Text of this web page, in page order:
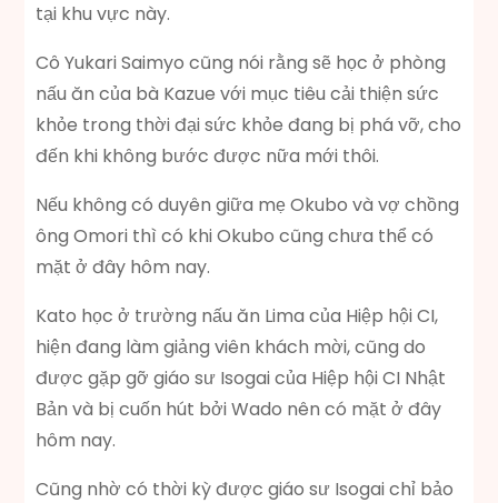
tại khu vực này.
Cô Yukari Saimyo cũng nói rằng sẽ học ở phòng
nấu ăn của bà Kazue với mục tiêu cải thiện sức
khỏe trong thời đại sức khỏe đang bị phá vỡ, cho
đến khi không bước được nữa mới thôi.
Nếu không có duyên giữa mẹ Okubo và vợ chồng
ông Omori thì có khi Okubo cũng chưa thể có
mặt ở đây hôm nay.
Kato học ở trường nấu ăn Lima của Hiệp hội CI,
hiện đang làm giảng viên khách mời, cũng do
được gặp gỡ giáo sư Isogai của Hiệp hội CI Nhật
Bản và bị cuốn hút bởi Wado nên có mặt ở đây
hôm nay.
Cũng nhờ có thời kỳ được giáo sư Isogai chỉ bảo